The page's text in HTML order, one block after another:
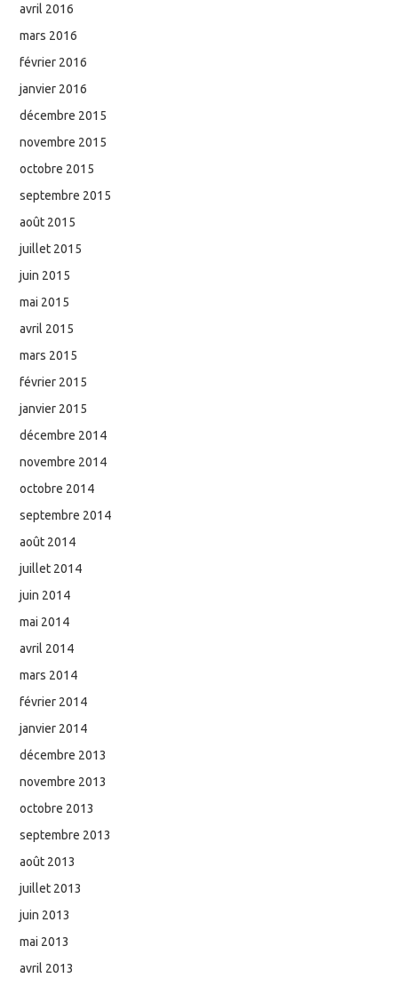
avril 2016
mars 2016
février 2016
janvier 2016
décembre 2015
novembre 2015
octobre 2015
septembre 2015
août 2015
juillet 2015
juin 2015
mai 2015
avril 2015
mars 2015
février 2015
janvier 2015
décembre 2014
novembre 2014
octobre 2014
septembre 2014
août 2014
juillet 2014
juin 2014
mai 2014
avril 2014
mars 2014
février 2014
janvier 2014
décembre 2013
novembre 2013
octobre 2013
septembre 2013
août 2013
juillet 2013
juin 2013
mai 2013
avril 2013